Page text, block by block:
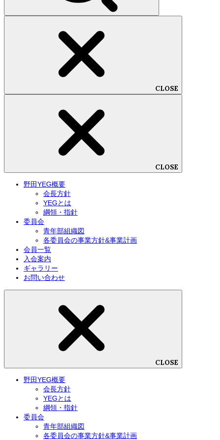
CLOSE
CLOSE
野田YEG概要
会長方針
YEGとは
綱領・指針
委員会
青年部組織図
各委員会の事業方針&事業計画
会員一覧
入会案内
ギャラリー
お問い合わせ
CLOSE
野田YEG概要
会長方針
YEGとは
綱領・指針
委員会
青年部組織図
各委員会の事業方針&事業計画